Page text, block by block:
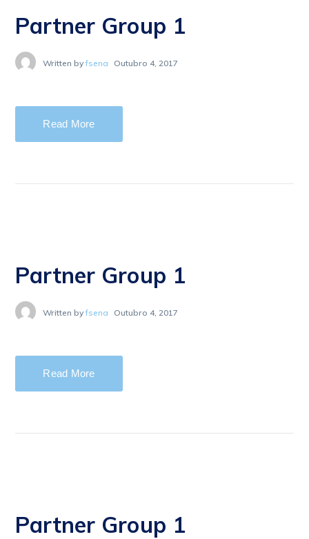
Partner Group 1
Written byfsena Outubro 4, 2017
Read More
Partner Group 1
Written byfsena Outubro 4, 2017
Read More
Partner Group 1